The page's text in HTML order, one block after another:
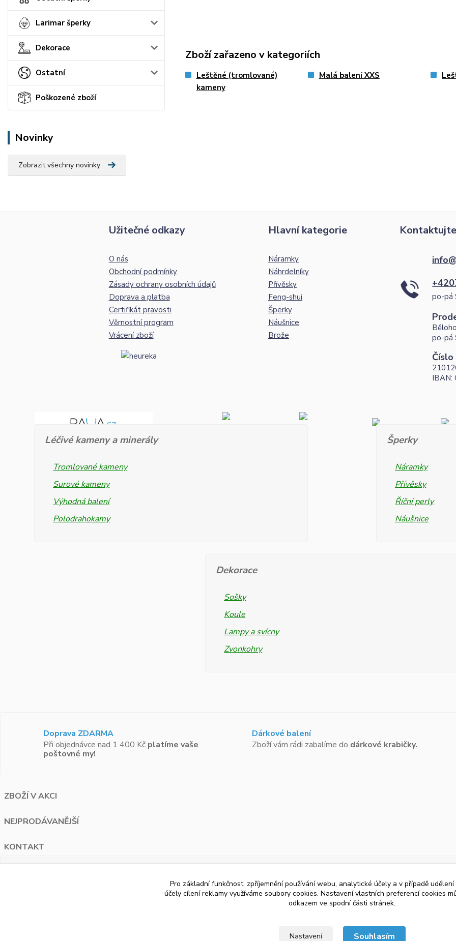
Larimar šperky
Dekorace
Ostatní
Poškozené zboží
Novinky
Zobrazit všechny novinky
Zboží zařazeno v kategoriích
Leštěné (tromlované)
kameny
Malá balení XXS
Užitečné odkazy
O nás
Obchodní podmínky
Zásady ochrany osobních údajů
Doprava a platba
Certifikát pravosti
Věrnostní program
Vrácení zboží
Hlavní kategorie
Náramky
Náhrdelníky
Přívěsky
Feng-shui
Šperky
Náušnice
Brože
po-pá
po-pá
IBAN:
Léčivé kameny a minerály
Tromlované kameny
Surové kameny
Výhodná balení
Polodrahokamy
Šperky
Náramky
Přívěsky
Říční perly
Náušnice
Dekorace
Sošky
Koule
Lampy a svícny
Zvonkohry
Doprava ZDARMA
Při objednávce nad 1 400 Kč platíme vaše
poštovné my!
Dárkové balení
Zboží vám rádi zabalíme do dárkové krabičky.
ZBOŽÍ V AKCI
NEJPRODÁVANĚJŠÍ
KONTAKT
Pro základní funkčnost, zpříjemnění používání webu, analytické účely a v případě
účely cílení reklamy využíváme soubory cookies. Nastavení vlastních preferencí cookies
odkazem ve spodní části stránek.
Nastavení Souhlasím